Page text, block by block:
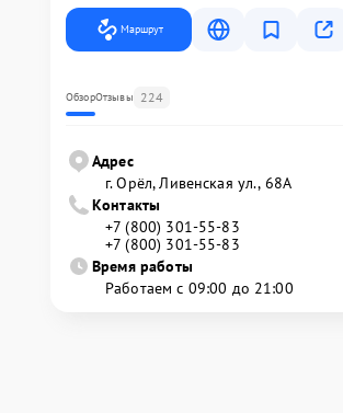
Маршрут
ОбзорОтзывы 224
Адрес
г. Орёл, Ливенская ул., 68А
Контакты
+7 (800) 301-55-83
+7 (800) 301-55-83
Время работы
Работаем с 09:00 до 21:00